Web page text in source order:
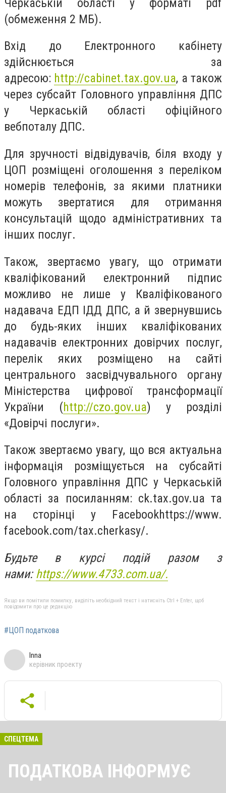
Черкаській області у форматі pdf
(обмеження 2 МБ).
Вхід до Електронного кабінету
здійснюється за
адресою: http://cabinet.tax.gov.ua, а також
через субсайт Головного управління ДПС
у Черкаській області офіційного
вебпоталу ДПС.
Для зручності відвідувачів, біля входу у
ЦОП розміщені оголошення з переліком
номерів телефонів, за якими платники
можуть звертатися для отримання
консультацій щодо адміністративних та
інших послуг.
Також, звертаємо увагу, що отримати
кваліфікований електронний підпис
можливо не лише у Кваліфікованого
надавача ЕДП ІДД ДПС, а й звернувшись
до будь-яких інших кваліфікованих
надавачів електронних довірчих послуг,
перелік яких розміщено на сайті
центрального засвідчувального органу
Міністерства цифрової трансформації
України (http://czo.gov.ua) у розділі
«Довірчі послуги».
Також звертаємо увагу, що вся актуальна
інформація розміщується на субсайті
Головного управління ДПС у Черкаській
області за посиланням: ck.tax.gov.ua та
на сторінці у Facebookhttps://www.
facebook.com/tax.cherkasy/.
Будьте в курсі подій разом з
нами:https://www.4733.com.ua/.
Якщо ви помітили помилку, виділіть необхідний текст і натисніть Ctrl + Enter, щоб
повідомити про це редакцію
#ЦОП податкова
Inna
керівник проекту
СПЕЦТЕМА
ПОДАТКОВА ІНФОРМУЄ